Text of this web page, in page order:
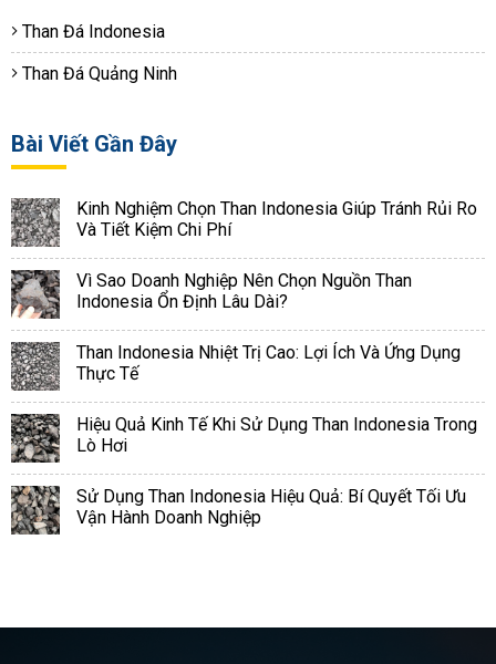
Than Đá Indonesia
Than Đá Quảng Ninh
Bài Viết Gần Đây
Kinh Nghiệm Chọn Than Indonesia Giúp Tránh Rủi Ro
Và Tiết Kiệm Chi Phí
Vì Sao Doanh Nghiệp Nên Chọn Nguồn Than
Indonesia Ổn Định Lâu Dài?
Than Indonesia Nhiệt Trị Cao: Lợi Ích Và Ứng Dụng
Thực Tế
Hiệu Quả Kinh Tế Khi Sử Dụng Than Indonesia Trong
Lò Hơi
Sử Dụng Than Indonesia Hiệu Quả: Bí Quyết Tối Ưu
Vận Hành Doanh Nghiệp